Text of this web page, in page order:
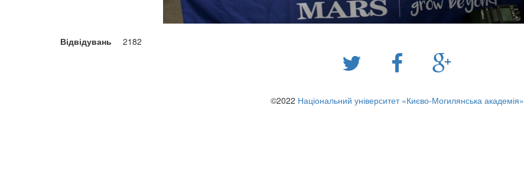
Відвідувань 2182
©2022 Національний університет «Києво-Могилянська академія»